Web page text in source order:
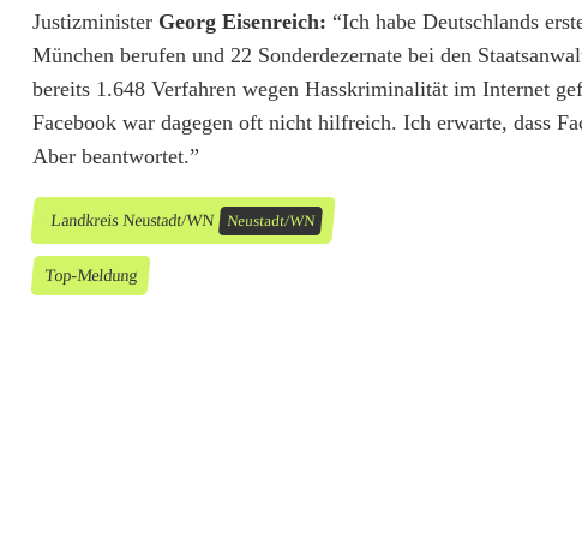
e
n
e
Justizminister Georg Eisenreich: “Ich habe Deutschlands
München berufen und 22 Sonderdezernate bei den
bereits 1.648 Verfahren wegen Hasskriminalität im Internet
Facebook war dagegen oft nicht hilfreich. Ich erwarte, dass
Aber beantwortet.”
Landkreis Neustadt/WN Neustadt/WN
Top-Meldung